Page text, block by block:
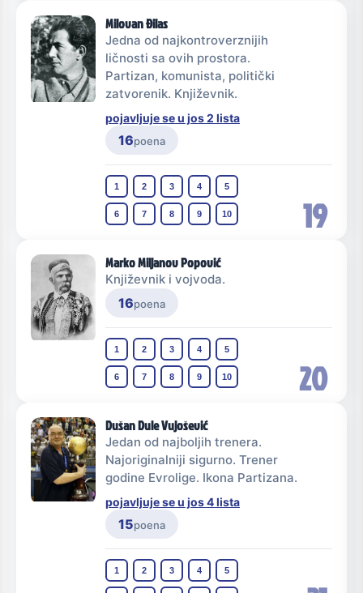
19
Milovan Đilas
Jedna od najkontroverznijih
ličnosti sa ovih prostora.
Partizan, komunista, politički
zatvorenik. Književnik.
pojavljuje se u jos 2 lista
16poena
1 2 3 4 5
6 7 8 9 10
20
Marko Miljanov Popović
Književnik i vojvoda.
16poena
1 2 3 4 5
6 7 8 9 10
Dušan Dule Vujošević
Jedan od najboljih trenera.
Najoriginalniji sigurno. Trener
godine Evrolige. Ikona Partizana.
pojavljuje se u jos 4 lista
15poena
1 2 3 4 5